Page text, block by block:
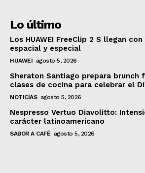
Lo último
Los HUAWEI FreeClip 2 S llegan
espacial y especial
HUAWEI agosto 5, 2026
Sheraton Santiago prepara brunch
clases de cocina para celebrar el
NOTICIAS agosto 5, 2026
Nespresso Vertuo Diavolitto:
carácter latinoamericano
SABOR A CAFÉ agosto 5, 2026